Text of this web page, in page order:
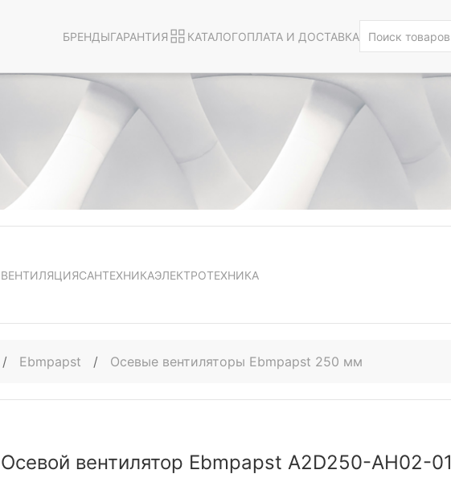
БРЕНДЫГАРАНТИЯ КАТАЛОГОПЛАТА И ДОСТАВКА
ВЕНТИЛЯЦИЯСАНТЕХНИКАЭЛЕКТРОТЕХНИКА
/ Ebmpapst / Осевые вентиляторы Ebmpapst 250 мм
Осевой вентилятор Ebmpapst A2D250-AH02-01